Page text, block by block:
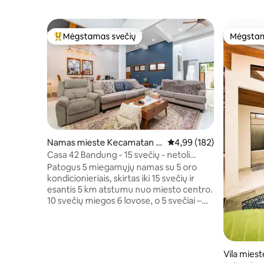
Svečių mėgstamiausias
Mėgstamas svečių
Namas mieste Kecamatan A
ntapani
Vidutinis įvertinimas:
4,99 (182)
Casa 42 Bandung - 15 svečių - netoli
miesto centro
Patogus 5 miegamųjų namas su 5 oro
kondicionieriais, skirtas iki 15 svečių ir
esantis 5 km atstumu nuo miesto centro.
10 svečių miegos 6 lovose, o 5 svečiai –
Vila